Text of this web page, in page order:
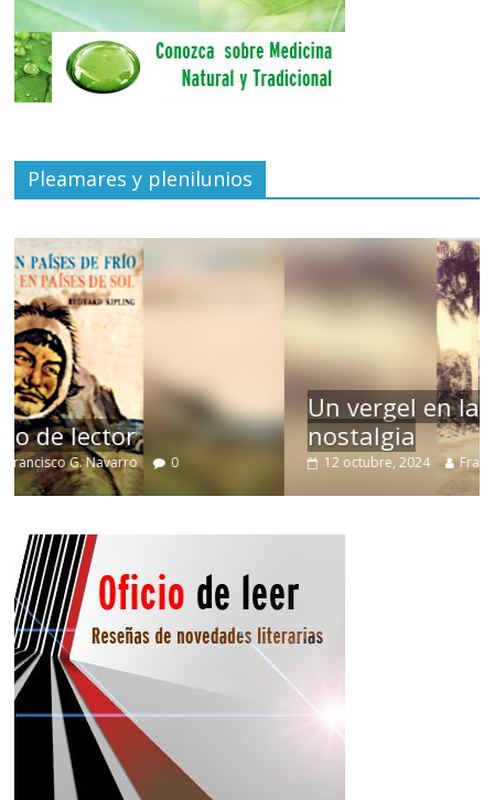
Pleamares y plenilunios
Un vergel en las nieblas de la
nostalgia
12 octubre, 2024 Francisco G. Navarro 0